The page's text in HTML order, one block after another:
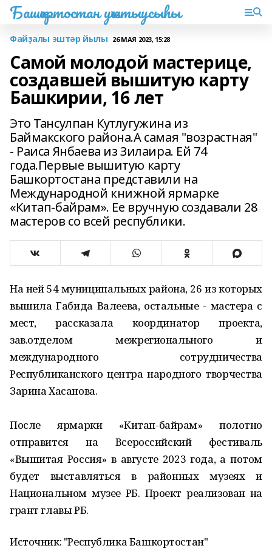
Башҡортостан уҡытыусыһы
Файҙалы эштәр йылы 26 МАЯ 2023, 15:28
Самой молодой мастерице,
создавшей вышитую карту
Башкирии, 16 лет
Это Тансулпан Кутлугужина из
Баймакского района.А самая "возрастная"
- Раиса Янбаева из Зилаира. Ей 74
года.Первые вышитую карту
Башкортостана представили на
Международной книжной ярмарке
«Китап-байрам». Ее вручную создавали 28
мастеров со всей республики.
На ней 54 муниципальных района, 26 из которых
вышила Габида Валеева, остальные - мастера с
мест, рассказала координатор проекта,
зав.отделом межрегионального и
международного сотрудничества
Республиканского центра народного творчества
Зарина Хасанова.
После ярмарки «Китап-байрам» полотно
отправится на Всероссийский фестиваль
«Вышитая Россия» в августе 2023 года, а потом
будет выставляться в районных музеях и
Национальном музее РБ. Проект реализован на
грант главы РБ.
Источник: "Республика Башкортостан"